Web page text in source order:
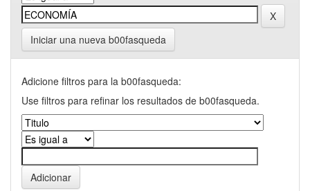
Iniciar una nueva b00fasqueda
Adicione filtros para la b00fasqueda:
Use filtros para refinar los resultados de b00fasqueda.